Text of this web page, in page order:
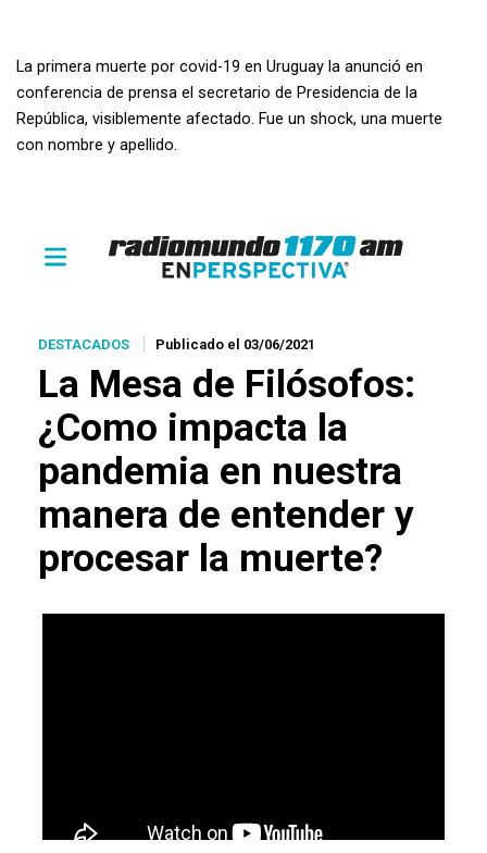
La primera muerte por covid-19 en Uruguay la anunció en
conferencia de prensa el secretario de Presidencia de la
República, visiblemente afectado. Fue un shock, una muerte
con nombre y apellido.